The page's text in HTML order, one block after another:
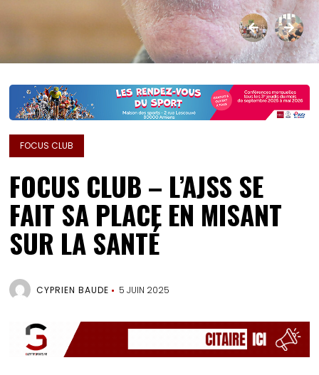
FOCUS CLUB
FOCUS CLUB – L’AJSS SE
FAIT SA PLACE EN MISANT
SUR LA SANTÉ
CYPRIEN BAUDE 5 JUIN 2025